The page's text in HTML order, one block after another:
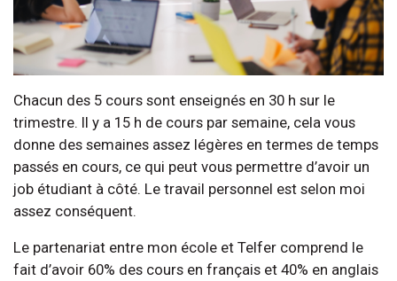
Chacun des 5 cours sont enseignés en 30 h sur le
trimestre. Il y a 15 h de cours par semaine, cela vous
donne des semaines assez légères en termes de temps
passés en cours, ce qui peut vous permettre d’avoir un
job étudiant à côté. Le travail personnel est selon moi
assez conséquent.
Le partenariat entre mon école et Telfer comprend le
fait d’avoir 60% des cours en français et 40% en anglais